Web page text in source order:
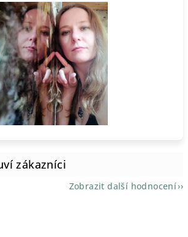
Zobrazit další hodnocení